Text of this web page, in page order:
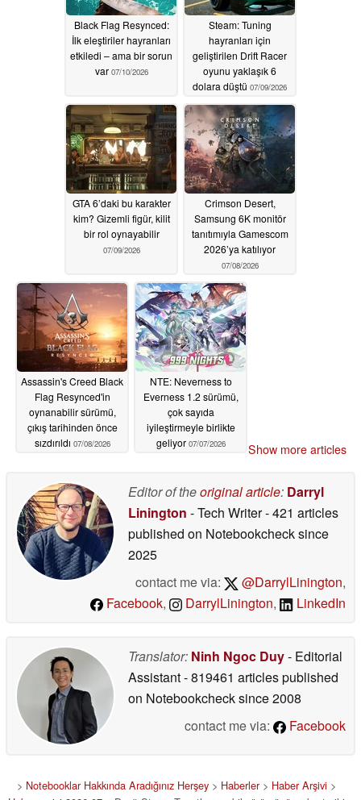
Black Flag Resynced:
İlk eleştiriler hayranları
etkiledi – ama bir sorun
var 07/10/2026
Steam: Tuning
hayranları için
geliştirilen Drift Racer
oyunu yaklaşık 6
dolara düştü 07/09/2026
GTA 6’daki bu karakter
kim? Gizemli figür, kilit
bir rol oynayabilir
07/09/2026
Crimson Desert,
Samsung 6K monitör
tanıtımıyla Gamescom
2026’ya katılıyor
07/08/2026
Assassin's Creed Black
Flag Resynced'in
oynanabilir sürümü,
çıkış tarihinden önce
sızdırıldı 07/08/2026
NTE: Neverness to
Everness 1.2 sürümü,
çok sayıda
iyileştirmeyle birlikte
geliyor 07/07/2026 Show more articles
Editor of theoriginal article: Darryl
Linington - Tech Writer- 421 articles
published on Notebookchecksince
2025
contact me via:
@DarrylLinington,
Facebook, DarrylLinington, LinkedIn
Translator: Ninh Ngoc Duy- Editorial
Assistant- 819461 articles published
on Notebookchecksince 2008
contact me via:
Facebook
> Notebooklar Hakkında Aradığınız Herşey > Haberler> Haber Arşivi >